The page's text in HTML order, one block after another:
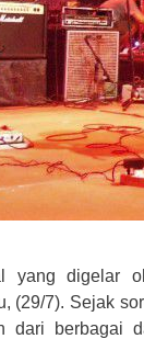
yang digelar
(29/7). Sejak
dari berbagai